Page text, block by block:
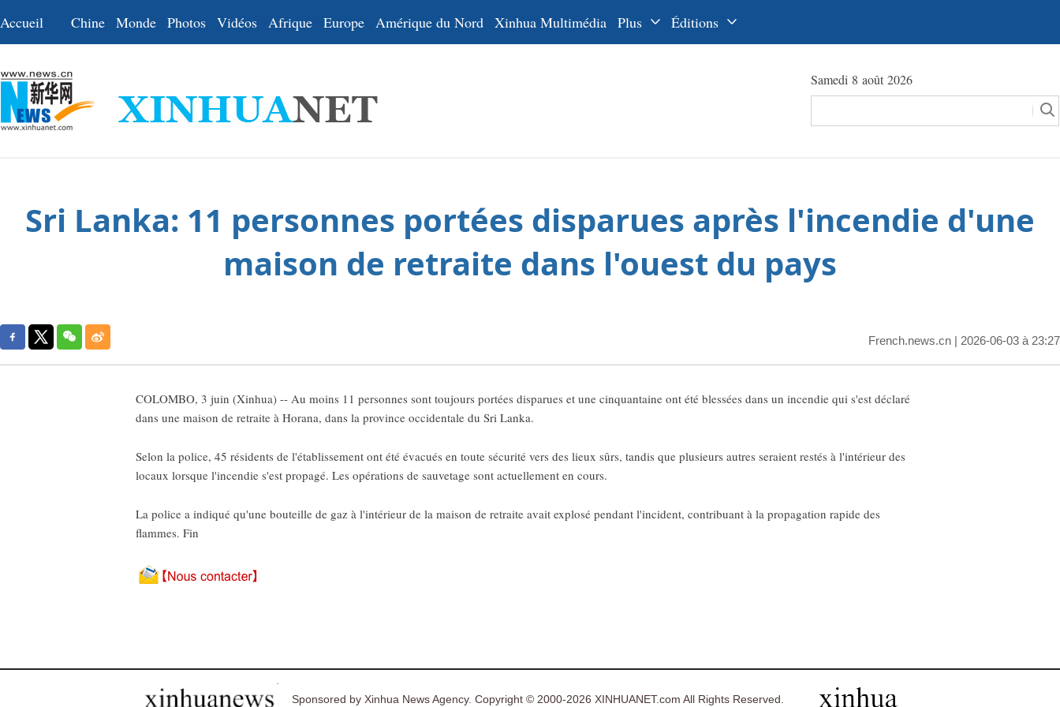
Accueil Chine Monde Photos Vidéos Afrique Europe Amérique du Nord Xinhua Multimédia Plus Éditions
عربي
한국어
日本語
Samedi 8 août 2026
Sri Lanka: 11 personnes portées disparues après l'incendie d'une
maison de retraite dans l'ouest du pays
French.news.cn | 2026-06-03 à 23:27
COLOMBO, 3 juin (Xinhua) -- Au moins 11 personnes sont toujours portées disparues et une cinquantaine ont été blessées dans un incendie qui s'est déclaré
dans une maison de retraite à Horana, dans la province occidentale du Sri Lanka.
Selon la police, 45 résidents de l'établissement ont été évacués en toute sécurité vers des lieux sûrs, tandis que plusieurs autres seraient restés à l'intérieur des
locaux lorsque l'incendie s'est propagé. Les opérations de sauvetage sont actuellement en cours.
La police a indiqué qu'une bouteille de gaz à l'intérieur de la maison de retraite avait explosé pendant l'incident, contribuant à la propagation rapide des
flammes. Fin
Sponsored by Xinhua News Agency. Copyright © 2000-2026 XINHUANET.com All Rights Reserved.